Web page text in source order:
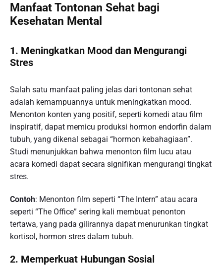
Manfaat Tontonan Sehat bagi
Kesehatan Mental
1. Meningkatkan Mood dan Mengurangi
Stres
Salah satu manfaat paling jelas dari tontonan sehat
adalah kemampuannya untuk meningkatkan mood.
Menonton konten yang positif, seperti komedi atau film
inspiratif, dapat memicu produksi hormon endorfin dalam
tubuh, yang dikenal sebagai “hormon kebahagiaan”.
Studi menunjukkan bahwa menonton film lucu atau
acara komedi dapat secara signifikan mengurangi tingkat
stres.
Contoh: Menonton film seperti “The Intern” atau acara
seperti “The Office” sering kali membuat penonton
tertawa, yang pada gilirannya dapat menurunkan tingkat
kortisol, hormon stres dalam tubuh.
2. Memperkuat Hubungan Sosial